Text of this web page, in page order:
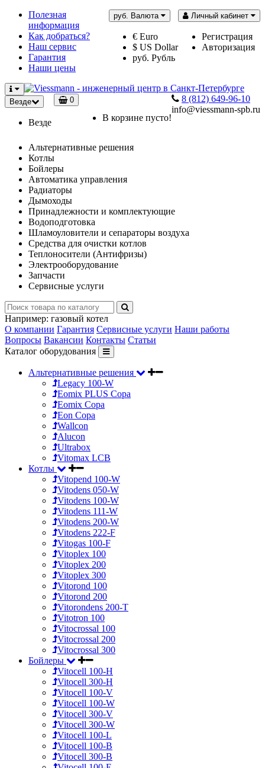
Личный кабинет
Регистрация
Авторизация
руб. Валюта
€ Euro
$ US Dollar
руб. Рубль
Полезная
информация
Как добраться?
Наш сервис
Гарантия
Наши цены
8 (812) 649-96-10
info@viessmann-spb.ru
0
В корзине пусто!
Везде
Везде
Альтернативные решения
Котлы
Бойлеры
Автоматика управления
Радиаторы
Дымоходы
Принадлежности и комплектующие
Водоподготовка
Шламоуловители и сепараторы воздуха
Средства для очистки котлов
Теплоносители (Антифризы)
Электрооборудование
Запчасти
Сервисные услуги
Например: газовый котел
О компании Гарантия Сервисные услуги Наши работы
Вопросы Вакансии Контакты Статьи
Каталог оборудования
Альтернативные решения
Legacy 100-W
Eomix PLUS Copa
Eomix Copa
Eon Copa
Wallcon
Alucon
Ultrabox
Vitomax LCB
Котлы
Vitopend 100-W
Vitodens 050-W
Vitodens 100-W
Vitodens 111-W
Vitodens 200-W
Vitodens 222-F
Vitogas 100-F
Vitoplex 100
Vitoplex 200
Vitoplex 300
Vitorond 100
Vitorond 200
Vitorondens 200-T
Vitotron 100
Vitocrossal 100
Vitocrossal 200
Vitocrossal 300
Бойлеры
Vitocell 100-H
Vitocell 300-H
Vitocell 100-V
Vitocell 100-W
Vitocell 300-V
Vitocell 300-W
Vitocell 100-L
Vitocell 100-B
Vitocell 300-B